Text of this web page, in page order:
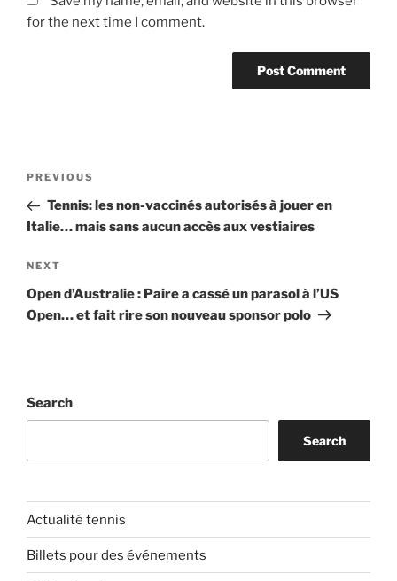
for the next time I comment.
Previous
Post
PREVIOUS
Tennis: les non-vaccinés autorisés à jouer en
Italie… mais sans aucun accès aux vestiaires
Next
Post
NEXT
Open d’Australie : Paire a cassé un parasol à l’US
Open… et fait rire son nouveau sponsor polo
Search
Search
Actualité tennis
Billets pour des événements